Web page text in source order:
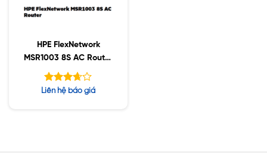
HPE FlexNetwork
MSR1003 8S AC Router
(JH060A)
Được
Liên hệ báo giá